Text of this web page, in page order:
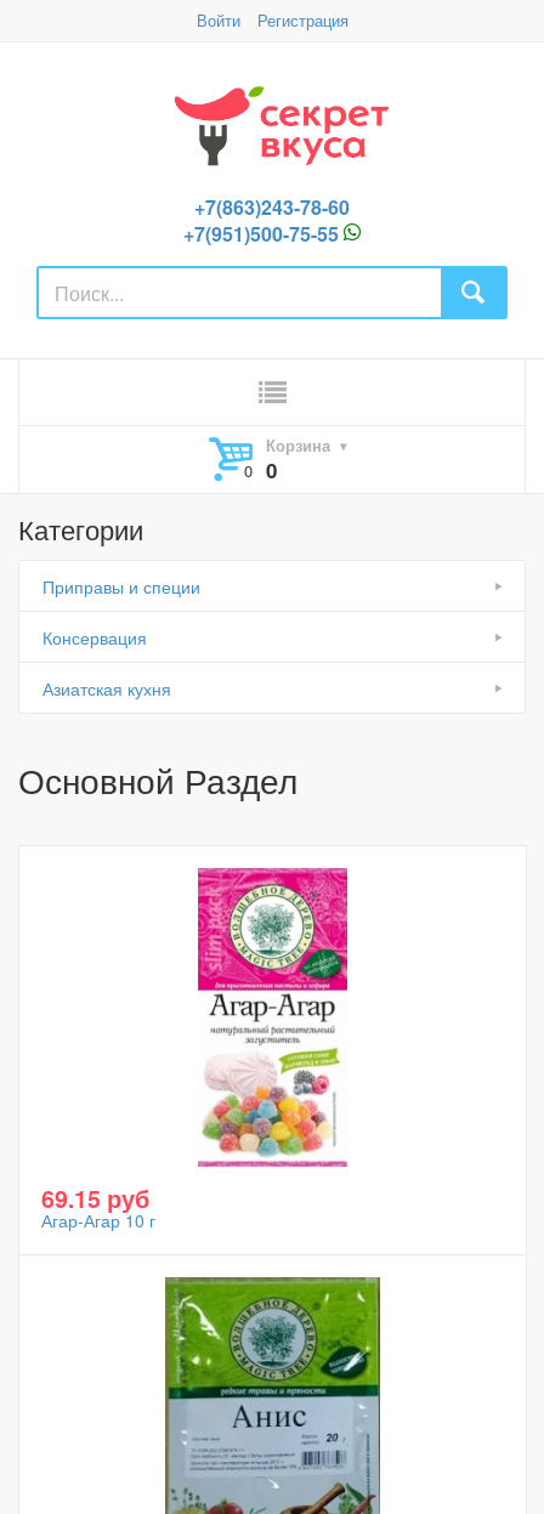
Войти Регистрация
+7(863)243-78-60
+7(951)500-75-55
Корзина
0
Категории
Приправы и специи
Консервация
Азиатская кухня
Основной Раздел
69.15 руб
Агар-Агар 10 г